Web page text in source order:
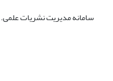
سامانه مدیریت نشریات علمی.